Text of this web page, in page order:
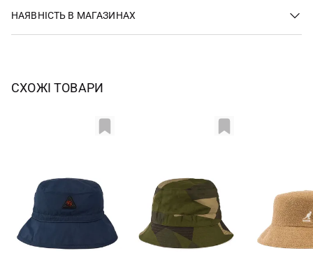
НАЯВНІСТЬ В МАГАЗИНАХ
СХОЖІ ТОВАРИ